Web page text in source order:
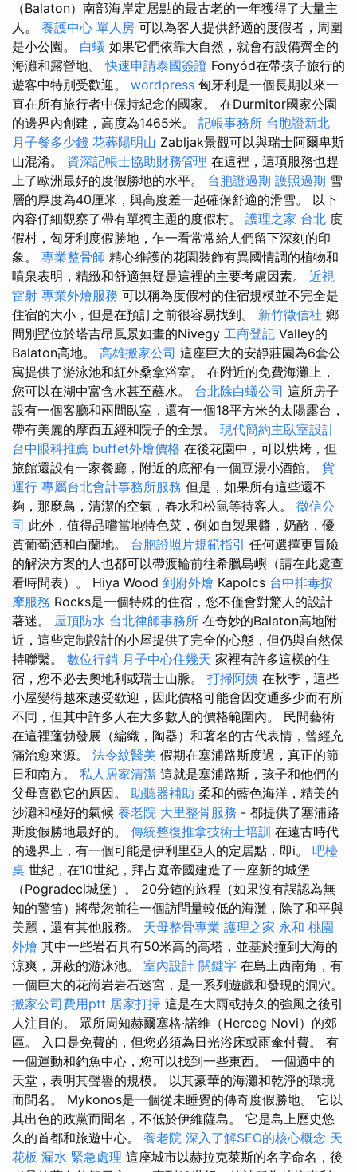
（Balaton）南部海岸定居點的最古老的一年獲得了大量主
人。 養護中心 單人房 可以為客人提供舒適的度假者，周圍
是小公園。 白蟻 如果它們依靠大自然，就會有設備齊全的
海灘和露營地。快速申請泰國簽證 Fonyód在帶孩子旅行的
遊客中特別受歡迎。 wordpress 匈牙利是一個長期以來一
直在所有旅行者中保持紀念的國家。 在Durmitor國家公園
的邊界內創建，高度為1465米。 記帳事務所 台胞證新北
月子餐多少錢 花葬陽明山 Zabljak景觀可以與瑞士阿爾卑斯
山混淆。 資深記帳士協助財務管理 在這裡，這項服務也趕
上了歐洲最好的度假勝地的水平。 台胞證過期 護照過期 雪
層的厚度為40厘米，與高度差一起確保舒適的滑雪。 以下
內容仔細觀察了帶有單獨主題的度假村。 護理之家 台北 度
假村，匈牙利度假勝地，乍一看常常給人們留下深刻的印
象。 專業整骨師 精心維護的花園裝飾有異國情調的植物和
噴泉表明，精緻和舒適無疑是這裡的主要考慮因素。 近視
雷射 專業外燴服務 可以稱為度假村的住宿規模並不完全是
住宿的大小，但是在預訂之前很容易找到。 新竹徵信社 鄉
間別墅位於塔吉昂風景如畫的Nivegy 工商登記 Valley的
Balaton高地。 高雄搬家公司 這座巨大的安靜莊園為6套公
寓提供了游泳池和紅外桑拿浴室。 在附近的免費海灘上，
您可以在湖中富含水甚至蘸水。 台北除白蟻公司 這所房子
設有一個客廳和兩間臥室，還有一個18平方米的太陽露台，
帶有美麗的摩西五經和院子的全景。 現代簡約主臥室設計
台中眼科推薦 buffet外燴價格 在後花園中，可以烘烤，但
旅館還設有一家餐廳，附近的底部有一個豆湯小酒館。 貨
運行 專屬台北會計事務所服務 但是，如果所有這些還不
夠，那麼鳥，清潔的空氣，春水和松鼠等待客人。 徵信公
司 此外，值得品嚐當地特色菜，例如自製果醬，奶酪，優
質葡萄酒和白蘭地。 台胞證照片規範指引 任何選擇更冒險
的解決方案的人也都可以帶渡輪前往希臘島嶼（請在此處查
看時間表）。 Hiya Wood 到府外燴 Kapolcs 台中排毒按
摩服務 Rocks是一個特殊的住宿，您不僅會對驚人的設計
著迷。 屋頂防水 台北律師事務所 在奇妙的Balaton高地附
近，這些定制設計的小屋提供了完全的心態，但仍與自然保
持聯繫。 數位行銷 月子中心住幾天 家裡有許多這樣的住
宿，您不必去奧地利或瑞士山脈。 打掃阿姨 在秋季，這些
小屋變得越來越受歡迎，因此價格可能會因交通多少而有所
不同，但其中許多人在大多數人的價格範圍內。 民間藝術
在這裡蓬勃發展（編織，陶器）和著名的古代表情，曾經充
滿治愈來源。 法令紋醫美 假期在塞浦路斯度過，真正的節
日和南方。 私人居家清潔 這就是塞浦路斯，孩子和他們的
父母喜歡它的原因。 助聽器補助 柔和的藍色海洋，精美的
沙灘和極好的氣候 養老院 大里整骨服務 - 都提供了塞浦路
斯度假勝地最好的。 傳統整復推拿技術士培訓 在遠古時代
的邊界上，有一個可能是伊利里亞人的定居點，即i。 吧檯
桌 世紀，在10世紀，拜占庭帝國建造了一座新的城堡
（Pogradeci城堡）。 20分鐘的旅程（如果沒有誤認為無
知的警笛）將帶您前往一個訪問量較低的海灘，除了和平與
美麗，還有其他服務。 天母整骨專業 護理之家 永和 桃園
外燴 其中一些岩石具有50米高的高塔，並基於撞到大海的
涼爽，屏蔽的游泳池。 室內設計 關鍵字 在島上西南角，有
一個巨大的花崗岩岩石迷宮，是一系列遊戲和發現的洞穴。
搬家公司費用ptt 居家打掃 這是在大雨或持久的強風之後引
人注目的。 眾所周知赫爾塞格·諾維（Herceg Novi）的郊
區。 入口是免費的，但您必須為日光浴床或雨傘付費。 有
一個運動和釣魚中心，您可以找到一些東西。 一個適中的
天堂，表明其聲譽的規模。 以其豪華的海灘和乾淨的環境
而聞名。 Mykonos是一個從未睡覺的傳奇度假勝地。 它以
其出色的政黨而聞名，不低於伊維薩島。 它是島上歷史悠
久的首都和旅遊中心。 養老院 深入了解SEO的核心概念 天
花板 漏水 緊急處理 這座城市以赫拉克萊斯的名字命名，後